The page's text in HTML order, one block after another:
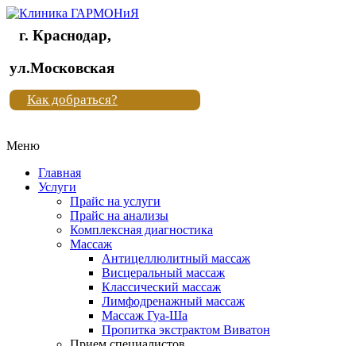
Клиника
"Новая
жизнь"
Клиника
жизнь"
г. Краснодар,
ул.Московская
Как добраться?
Меню
Главная
Услуги
Прайс на услуги
Прайс на анализы
Комплексная диагностика
Массаж
Антицеллюлитный массаж
Висцеральный массаж
Классический массаж
Лимфодренажный массаж
Массаж Гуа-Ша
Пропитка экстрактом Виватон